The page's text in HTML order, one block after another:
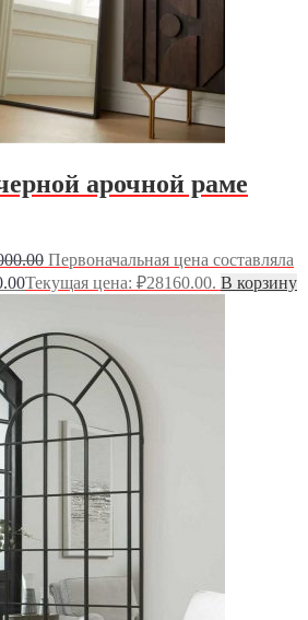
арочной раме
Первоначальная цена составляла
Текущая цена: ₽28160.00. В корзину